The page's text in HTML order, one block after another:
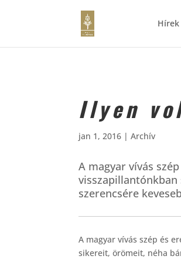
Hírek
Ilyen
jan 1, 2016 |Archív
A magyar vívás
szerencsére
A magyar vívás szép és
sikereit, örömeit, néha